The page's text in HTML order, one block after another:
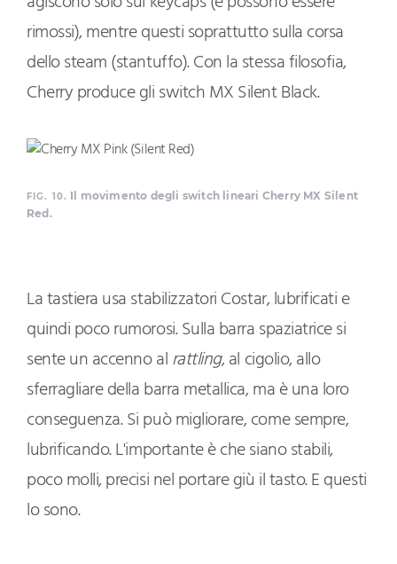
rimossi), mentre questi soprattutto sulla corsa
dello steam (stantuffo). Con la stessa filosofia,
Cherry produce gli switch MX Silent Black.
FIG. 10. Il movimento degli switch lineari Cherry MX Silent
Red.
La tastiera usa stabilizzatori Costar, lubrificati e
quindi poco rumorosi. Sulla barra spaziatrice si
sente un accenno alrattling, al cigolio, allo
sferragliare della barra metallica, ma è una loro
conseguenza. Si può migliorare, come sempre,
lubrificando. L'importante è che siano stabili,
poco molli, precisi nel portare giù il tasto. E questi
lo sono.